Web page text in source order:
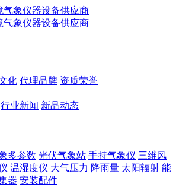
化 代理品牌 资质荣誉
行业新闻 新品动态
多参数 光伏气象站 手持气象仪 三维风
温湿度仪 大气压力 降雨量 太阳辐射 能
器 安装配件